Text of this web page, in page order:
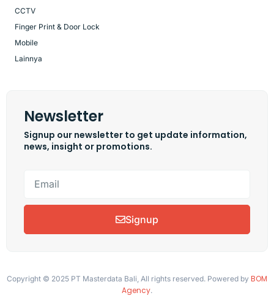
CCTV
Finger Print & Door Lock
Mobile
Lainnya
Newsletter
Signup our newsletter to get update information,
news, insight or promotions.
Signup
Copyright © 2025 PT Masterdata Bali, All rights reserved. Powered by BOM
Agency.